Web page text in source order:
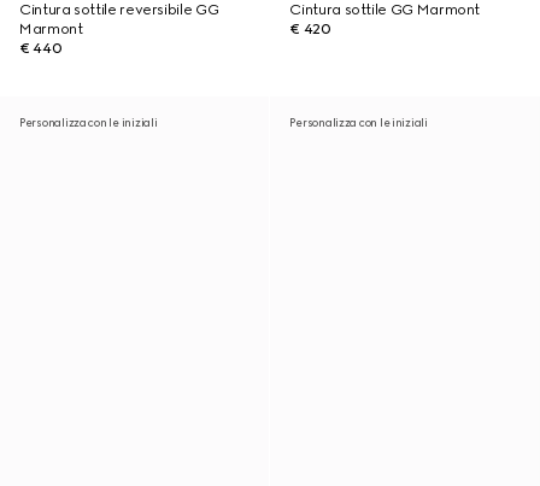
Cintura sottile reversibile GG
Marmont
€ 440
Cintura sottile GG Marmont
€ 420
Personalizza con le iniziali Personalizza con le iniziali